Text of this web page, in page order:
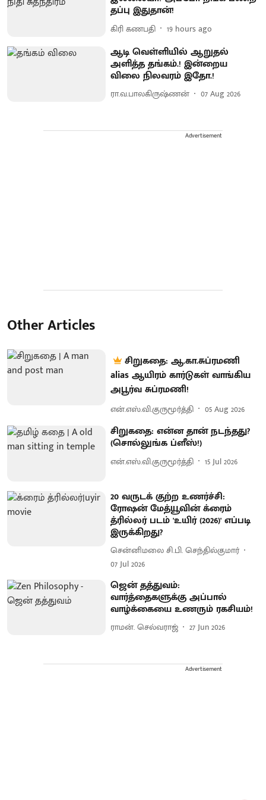
தப்பு இதுதான்!
கிரி கணபதி 19 hours ago
ஆடி வெள்ளியில் ஆறுதல்
அளித்த தங்கம்.! இன்றைய
விலை நிலவரம் இதோ.!
ரா.வ.பாலகிருஷ்ணன் 07 Aug 2026
Advertisement
Other Articles
சிறுகதை: ஆ.கா.சுப்ரமணி
alias ஆயிரம் கார்டுகள் வாங்கிய
அபூர்வ சுப்ரமணி!
என்.எஸ்.வி.குருமூர்த்தி 05 Aug 2026
சிறுகதை: என்ன தான் நடந்தது?
(சொல்லுங்க ப்ளீஸ்!)
என்.எஸ்.வி.குருமூர்த்தி 15 Jul 2026
20 வருடக் குற்ற உணர்ச்சி:
ரோஷன் மேத்யூவின் க்ரைம்
த்ரில்லர் படம் 'உயிர் (2026)' எப்படி
இருக்கிறது?
சென்னிமலை சி.பி. செந்தில்குமார்
07 Jul 2026
ஜென் தத்துவம்:
வார்த்தைகளுக்கு அப்பால்
வாழ்க்கையை உணரும் ரகசியம்!
ராமன். செல்வராஜ் 27 Jun 2026
Advertisement